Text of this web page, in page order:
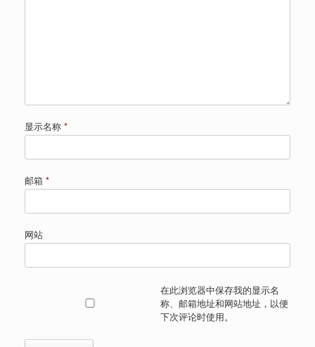
显示名称 *
邮箱 *
网站
在此浏览器中保存我的显示名
称、邮箱地址和网站地址，以便
下次评论时使用。